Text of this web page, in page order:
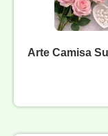
Arte Camisa